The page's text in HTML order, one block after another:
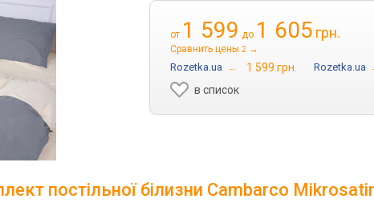
от 1 599 до 1 605 грн.
Сравнить цены 2 →
Rozetka.ua → 1 599 грн. Rozetka.ua
в список
постільної білизни Cambarco